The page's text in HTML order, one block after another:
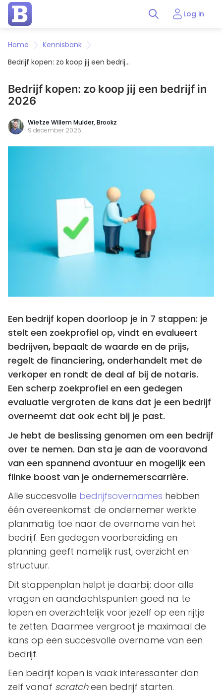
Log in
Home
Kennisbank
Bedrijf kopen: zo koop jij een bedrijf
Bedrijf kopen: zo koop jij een bedrijf in
2026
Wietze Willem Mulder, Brookz
9 december 2025
Een bedrijf kopen doorloop je in 7 stappen: je
stelt een zoekprofiel op, vindt en evalueert
bedrijven, bepaalt de waarde en de prijs,
regelt de financiering, onderhandelt met de
verkoper en rondt de deal af bij de notaris.
Een scherp zoekprofiel en een gedegen
evaluatie vergroten de kans dat je een bedrijf
overneemt dat ook echt bij je past.
Je hebt de beslissing genomen om een bedrijf
over te nemen. Dan sta je aan de vooravond
van een spannend avontuur en mogelijk een
flinke boost van je ondernemerscarrière.
Alle succesvolle bedrijfsovernames hebben
één overeenkomst: de ondernemer werkte
planmatig toe naar de overname van het
bedrijf. Een gedegen voorbereiding en
planning geeft namelijk rust, overzicht en
structuur.
Dit stappenplan helpt je daarbij: door alle
vragen en aandachtspunten goed na te
lopen en overzichtelijk voor jezelf op een rijtje
te zetten. Daarmee vergroot je maximaal de
kans op een succesvolle overname van een
bedrijf.
Een bedrijf kopen is vaak interessanter dan
zelf vanaf scratcheen bedrijf starten.